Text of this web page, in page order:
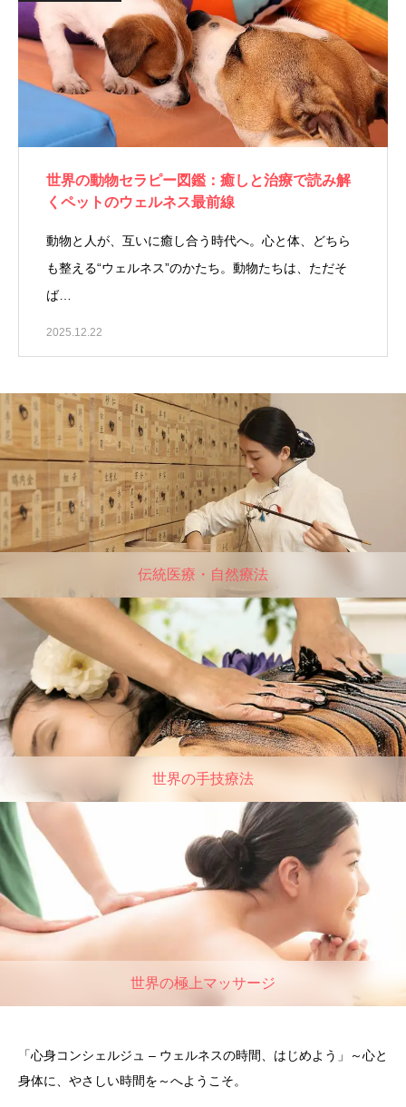
世界の動物セラピー図鑑：癒しと治療で読み解
くペットのウェルネス最前線
動物と人が、互いに癒し合う時代へ。心と体、どちら
も整える“ウェルネス”のかたち。動物たちは、ただそ
ば…
2025.12.22
伝統医療・自然療法
世界の手技療法
世界の極上マッサージ
「心身コンシェルジュ – ウェルネスの時間、はじめよう」～心と
身体に、やさしい時間を～へようこそ。